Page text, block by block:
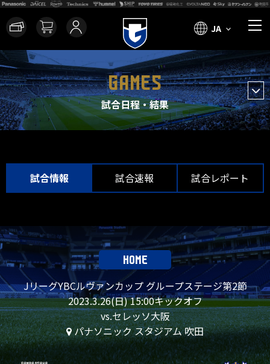
JA
GAMES
試合日程・結果
試合情報 試合速報 試合レポート
HOME
JリーグYBCルヴァンカップ グループステージ第2節
2023.3.26(日) 15:00キックオフ
vs.セレッソ大阪
パナソニック スタジアム 吹田